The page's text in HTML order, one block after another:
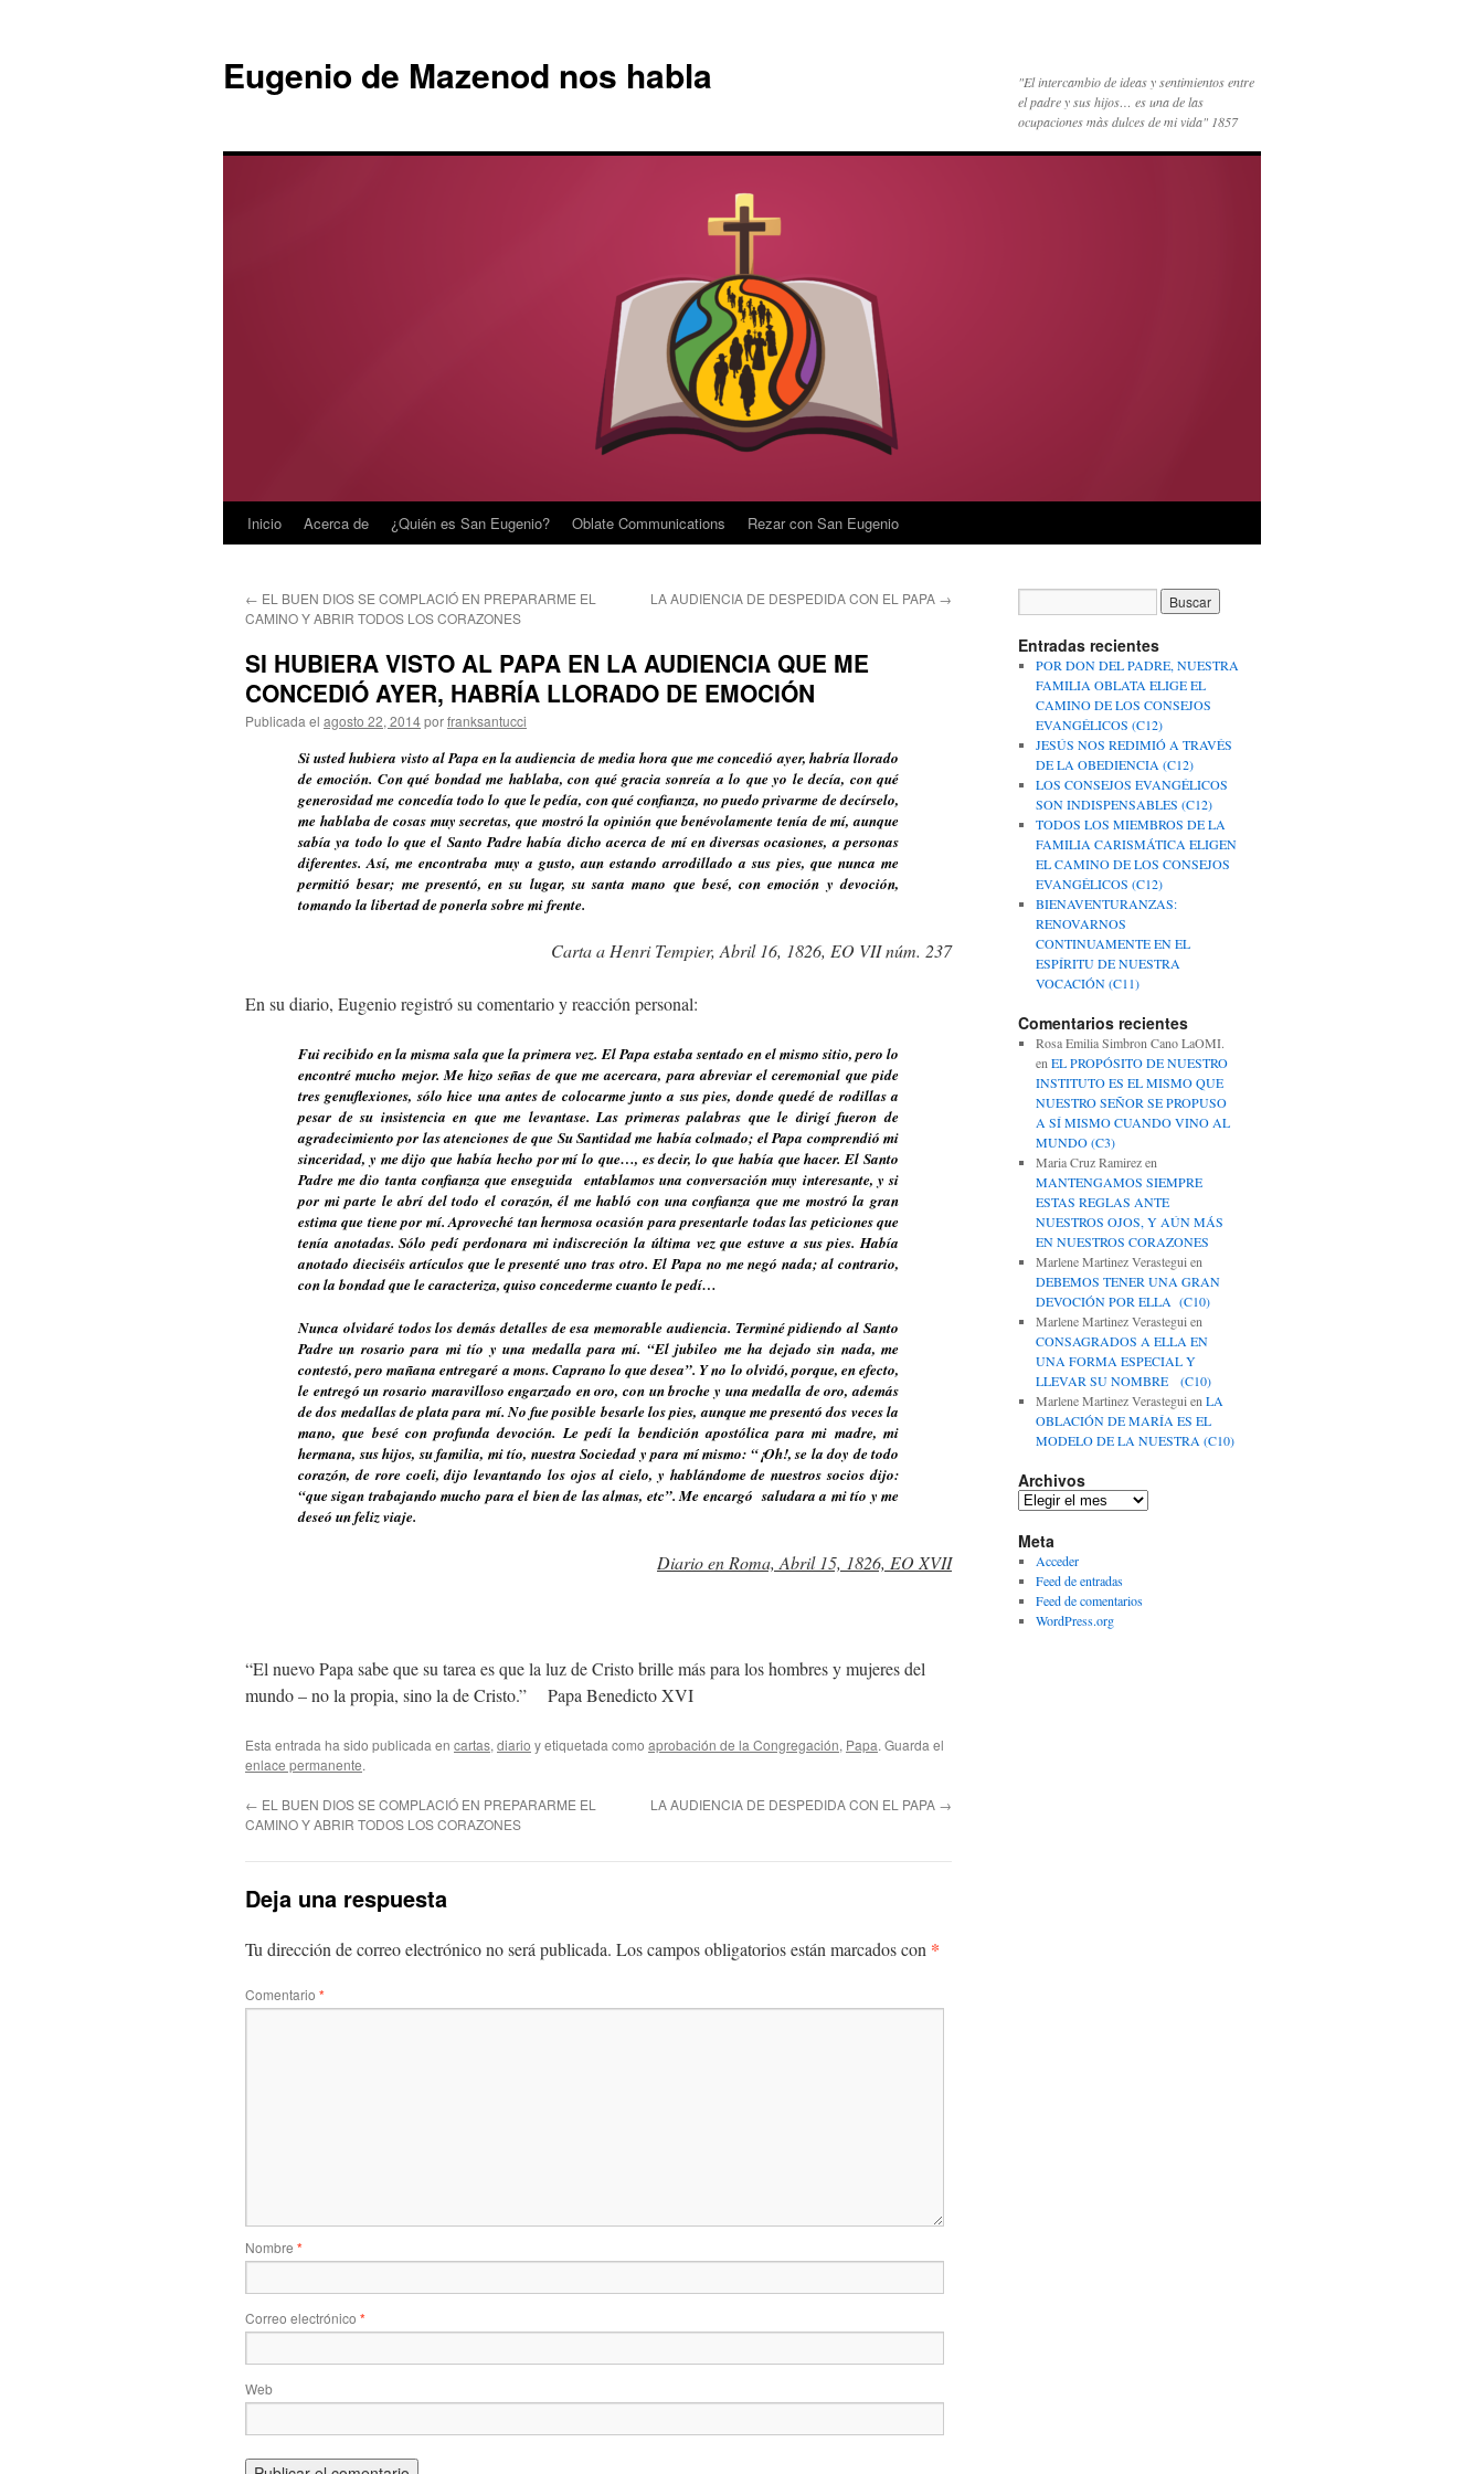
Eugenio de Mazenod nos habla
"El intercambio de ideas y sentimientos entre
el padre y sus hijos… es una de las
ocupaciones màs dulces de mi vida" 1857
Saltar
contenido
Inicio Acerca de ¿Quién es San Eugenio? Oblate Communications Rezar con San Eugenio
← EL BUEN DIOS SE COMPLACIÓ EN PREPARARME EL
CAMINO Y ABRIR TODOS LOS CORAZONES
LA AUDIENCIA DE DESPEDIDA CON EL PAPA →
SI HUBIERA VISTO AL PAPA EN LA AUDIENCIA QUE ME
CONCEDIÓ AYER, HABRÍA LLORADO DE EMOCIÓN
Publicada el agosto 22, 2014porfranksantucci
Si usted hubiera visto al Papa en la audiencia de media hora que me concedió ayer, habría llorado
de emoción. Con qué bondad me hablaba, con qué gracia sonreía a lo que yo le decía, con qué
generosidad me concedía todo lo que le pedía, con qué confianza, no puedo privarme de decírselo,
me hablaba de cosas muy secretas, que mostró la opinión que benévolamente tenía de mí, aunque
sabía ya todo lo que el Santo Padre había dicho acerca de mí en diversas ocasiones, a personas
diferentes. Así, me encontraba muy a gusto, aun estando arrodillado a sus pies, que nunca me
permitió besar; me presentó, en su lugar, su santa mano que besé, con emoción y devoción,
tomando la libertad de ponerla sobre mi frente.
Carta a Henri Tempier, Abril 16, 1826, EO VII núm. 237
En su diario, Eugenio registró su comentario y reacción personal:
Fui recibido en la misma sala que la primera vez. El Papa estaba sentado en el mismo sitio, pero lo
encontré mucho mejor. Me hizo señas de que me acercara, para abreviar el ceremonial que pide
tres genuflexiones, sólo hice una antes de colocarme junto a sus pies, donde quedé de rodillas a
pesar de su insistencia en que me levantase. Las primeras palabras que le dirigí fueron de
agradecimiento por las atenciones de que Su Santidad me había colmado; el Papa comprendió mi
sinceridad, y me dijo que había hecho por mí lo que…, es decir, lo que había que hacer. El Santo
Padre me dio tanta confianza que enseguida entablamos una conversación muy interesante, y si
por mi parte le abrí del todo el corazón, él me habló con una confianza que me mostró la gran
estima que tiene por mí. Aproveché tan hermosa ocasión para presentarle todas las peticiones que
tenía anotadas. Sólo pedí perdonara mi indiscreción la última vez que estuve a sus pies. Había
anotado dieciséis artículos que le presenté uno tras otro. El Papa no me negó nada; al contrario,
con la bondad que le caracteriza, quiso concederme cuanto le pedí…
Nunca olvidaré todos los demás detalles de esa memorable audiencia. Terminé pidiendo al Santo
Padre un rosario para mi tío y una medalla para mí. “El jubileo me ha dejado sin nada, me
contestó, pero mañana entregaré a mons. Caprano lo que desea”. Y no lo olvidó, porque, en efecto,
le entregó un rosario maravilloso engarzado en oro, con un broche y una medalla de oro, además
de dos medallas de plata para mí. No fue posible besarle los pies, aunque me presentó dos veces la
mano, que besé con profunda devoción. Le pedí la bendición apostólica para mi madre, mi
hermana, sus hijos, su familia, mi tío, nuestra Sociedad y para mí mismo: “¡Oh!, se la doy de todo
corazón, de rore coeli, dijo levantando los ojos al cielo, y hablándome de nuestros socios dijo:
“que sigan trabajando mucho para el bien de las almas, etc”. Me encargó saludara a mi tío y me
deseó un feliz viaje.
Diario en Roma, Abril 15, 1826, EO XVII
“El nuevo Papa sabe que su tarea es que la luz de Cristo brille más para los hombres y mujeres del
mundo – no la propia, sino la de Cristo.” Papa Benedicto XVI
Esta entrada ha sido publicada en cartas, diario y etiquetada como aprobación de la Congregación, Papa. Guarda el
enlace permanente.
← EL BUEN DIOS SE COMPLACIÓ EN PREPARARME EL
CAMINO Y ABRIR TODOS LOS CORAZONES
LA AUDIENCIA DE DESPEDIDA CON EL PAPA →
Deja una respuesta
Tu dirección de correo electrónico no será publicada. Los campos obligatorios están marcados con *
Comentario *
Nombre *
Correo electrónico *
Web
Entradas recientes
POR DON DEL PADRE, NUESTRA
FAMILIA OBLATA ELIGE EL
CAMINO DE LOS CONSEJOS
EVANGÉLICOS (C12)
JESÚS NOS REDIMIÓ A TRAVÉS
DE LA OBEDIENCIA (C12)
LOS CONSEJOS EVANGÉLICOS
SON INDISPENSABLES (C12)
TODOS LOS MIEMBROS DE LA
FAMILIA CARISMÁTICA ELIGEN
EL CAMINO DE LOS CONSEJOS
EVANGÉLICOS (C12)
BIENAVENTURANZAS:
RENOVARNOS
CONTINUAMENTE EN EL
ESPÍRITU DE NUESTRA
VOCACIÓN (C11)
Comentarios recientes
Rosa Emilia Simbron Cano LaOMI.
en EL PROPÓSITO DE NUESTRO
INSTITUTO ES EL MISMO QUE
NUESTRO SEÑOR SE PROPUSO
A SÍ MISMO CUANDO VINO AL
MUNDO (C3)
Maria Cruz Ramirezen
MANTENGAMOS SIEMPRE
ESTAS REGLAS ANTE
NUESTROS OJOS, Y AÚN MÁS
EN NUESTROS CORAZONES
Marlene Martinez Verastegui en
DEBEMOS TENER UNA GRAN
DEVOCIÓN POR ELLA (C10)
Marlene Martinez Verastegui en
CONSAGRADOS A ELLA EN
UNA FORMA ESPECIAL Y
LLEVAR SU NOMBRE (C10)
Marlene Martinez Verastegui en LA
OBLACIÓN DE MARÍA ES EL
MODELO DE LA NUESTRA (C10)
Archivos
Archivos
Meta
Acceder
Feed de entradas
Feed de comentarios
WordPress.org